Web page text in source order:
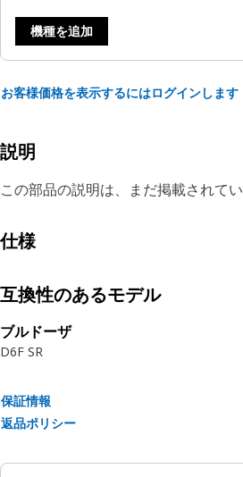
機種を追加
お客様価格を表示するにはログインします
説明
この部品の説明は、まだ掲載されてい
仕様
互換性のあるモデル
ブルドーザ
D6F SR
保証情報
返品ポリシー